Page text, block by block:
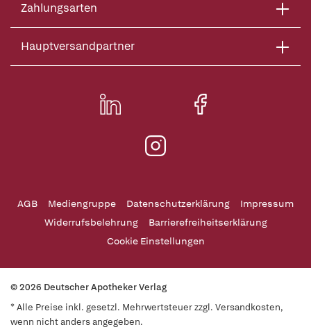
Zahlungsarten
Hauptversandpartner
AGB Mediengruppe Datenschutzerklärung
Impressum
Widerrufsbelehrung
Barrierefreiheitserklärung
Cookie Einstellungen
© 2026 Deutscher Apotheker Verlag
* Alle Preise inkl. gesetzl. Mehrwertsteuer zzgl. Versandkosten,
wenn nicht anders angegeben.